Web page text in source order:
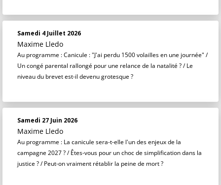
Samedi 4 Juillet 2026
Maxime Lledo
Au programme : Canicule : "J'ai perdu 1500 volailles en une journée" /
Un congé parental rallongé pour une relance de la natalité ? / Le
niveau du brevet est-il devenu grotesque ?
Samedi 27 Juin 2026
Maxime Lledo
Au programme : La canicule sera-t-elle l'un des enjeux de la
campagne 2027 ? / Êtes-vous pour un choc de simplification dans la
justice ? / Peut-on vraiment rétablir la peine de mort ?